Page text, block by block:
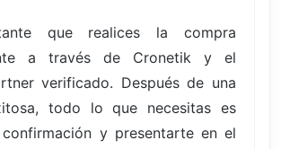
que realices la compra
a través de Cronetik y el
verificado. Después de una
todo lo que necesitas es
y presentarte en el